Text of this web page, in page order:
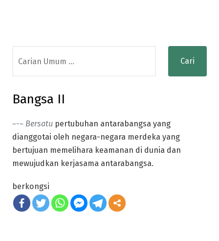
for:
Bangsa II
~-~ Bersatu pertubuhan antarabangsa yang
dianggotai oleh negara-negara merdeka yang
bertujuan memelihara keamanan di dunia dan
mewujudkan kerjasama antarabangsa.
berkongsi